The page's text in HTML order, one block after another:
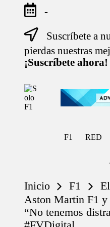
-
Suscríbete a
pierdas nuestras
¡Suscríbete ahora!
S
o
l
Para
Amantes
de
F1 RED
Inicio F1
Aston Martin F1 y
“No tenemos